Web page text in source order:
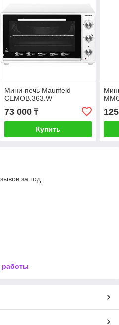
Мини-печь Maunfeld
CEMOB.363.W
73 000₸
Купить
за год
работы